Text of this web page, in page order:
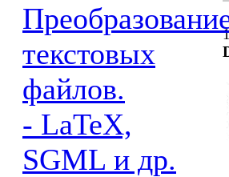
текстовых
файлов.
- LaTeX,
SGML и др.